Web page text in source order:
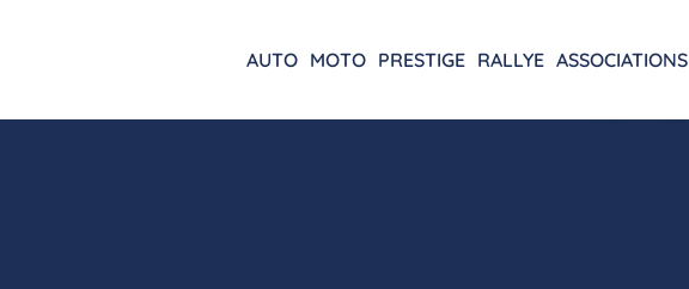
AUTO MOTO PRESTIGE RALLYE ASSOCIATIONS